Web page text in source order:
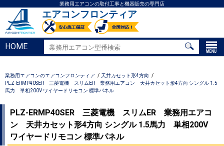
業務用エアコンの取付工事と機器販売の専門店
エアコンフロンティア
HOME
業務用エアコンのエアコンフロンティア
天井カセット形4方向
PLZ-ERMP40SER 三菱電機 スリムER 業務用エアコン 天井カセット形4方向 シングル 1.5
馬力 単相200V ワイヤードリモコン 標準パネル
PLZ-ERMP40SER 三菱電機 スリムER 業務用エアコ
ン 天井カセット形4方向 シングル 1.5馬力 単相200V
ワイヤードリモコン 標準パネル